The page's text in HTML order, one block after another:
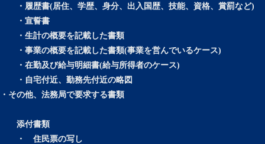
・履歴書(居住、学歴、身分、出入国歴、技能、資格、賞罰など)
・宣誓書
・生計の概要を記載した書類
・事業の概要を記載した書類(事業を営んでいるケース)
・在勤及び給与明細書(給与所得者のケース)
・自宅付近、勤務先付近の略図
・その他、法務局で要求する書類
添付書類
・ 住民票の写し